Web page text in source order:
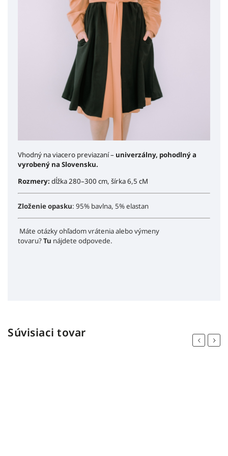
Vhodný na viacero previazaní – univerzálny, pohodlný a
vyrobený na Slovensku.
Rozmery: dĺžka 280–300 cm, šírka 6,5 cM
Zloženie opasku: 95% bavlna, 5% elastan
Máte otázky ohľadom vrátenia alebo výmeny
tovaru?Tu nájdete odpovede.
Súvisiaci tovar
Previous
Next